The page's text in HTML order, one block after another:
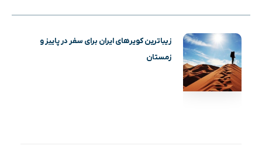
زیباترین کویرهای ایران برای سفر در پاییز و
زمستان